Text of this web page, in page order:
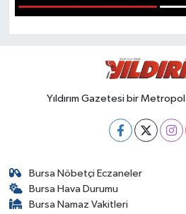
Yıldırım Gazetesi bir
Bursa Nöbetçi Eczaneler
Bursa Hava Durumu
Bursa Namaz Vakitleri